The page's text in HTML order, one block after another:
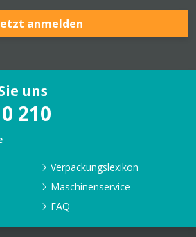
anmelden
uns
210
Verpackungslexikon
Maschinenservice
FAQ